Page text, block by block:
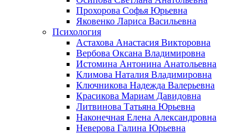
Прохорова Софья Юрьевна
Яковенко Лариса Васильевна
Психология
Астахова Анастасия Викторовна
Вербова Оксана Владимировна
Истомина Антонина Анатольевна
Климова Наталия Владимировна
Ключникова Надежда Валерьевна
Красикова Мариам Давидовна
Литвинова Татьяна Юрьевна
Наконечная Елена Александровна
Неверова Галина Юрьевна